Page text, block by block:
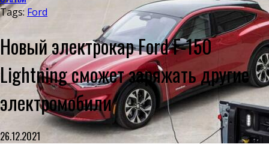
Tags: Ford
Новый электрокар Ford F-150
Lightning сможет заряжать другие
электромобили
26.12.2021